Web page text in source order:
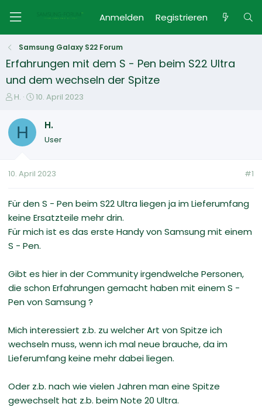
Anmelden Registrieren
Samsung Galaxy S22 Forum
Erfahrungen mit dem S - Pen beim S22 Ultra
und dem wechseln der Spitze
E
s
e
e
H.
E
t
m
10. April 2023
H H.
User
10. April 2023 #1
Für den S - Pen beim S22 Ultra liegen ja im Lieferumfang
keine Ersatzteile mehr drin.
Für mich ist es das erste Handy von Samsung mit einem
S - Pen.
Gibt es hier in der Community irgendwelche Personen,
die schon Erfahrungen gemacht haben mit einem S -
Pen von Samsung ?
Mich interessiert z.b. zu welcher Art von Spitze ich
wechseln muss, wenn ich mal neue brauche, da im
Lieferumfang keine mehr dabei liegen.
Oder z.b. nach wie vielen Jahren man eine Spitze
gewechselt hat z.b. beim Note 20 Ultra.